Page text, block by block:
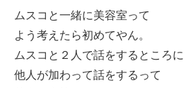
ムスコと一緒に美容室って
よう考えたら初めてやん。
ムスコと２人で話をするところに
他人が加わって話をするって